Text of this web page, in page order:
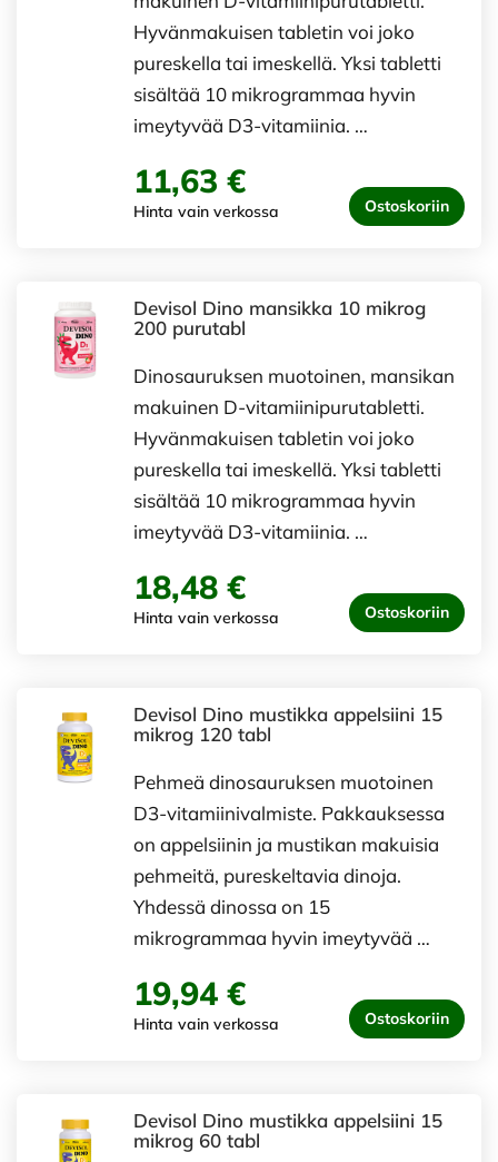
Hyvänmakuisen tabletin voi joko
pureskella tai imeskellä. Yksi tabletti
sisältää 10 mikrogrammaa hyvin
imeytyvää D3-vitamiinia. …
11,63 €
Hinta vain verkossa Ostoskoriin
Devisol Dino mansikka 10 mikrog
200 purutabl
Dinosauruksen muotoinen, mansikan
makuinen D-vitamiinipurutabletti.
Hyvänmakuisen tabletin voi joko
pureskella tai imeskellä. Yksi tabletti
sisältää 10 mikrogrammaa hyvin
imeytyvää D3-vitamiinia. …
18,48 €
Hinta vain verkossa Ostoskoriin
Devisol Dino mustikka appelsiini 15
mikrog 120 tabl
Pehmeä dinosauruksen muotoinen
D3-vitamiinivalmiste. Pakkauksessa
on appelsiinin ja mustikan makuisia
pehmeitä, pureskeltavia dinoja.
Yhdessä dinossa on 15
mikrogrammaa hyvin imeytyvää …
19,94 €
Hinta vain verkossa Ostoskoriin
Devisol Dino mustikka appelsiini 15
mikrog 60 tabl